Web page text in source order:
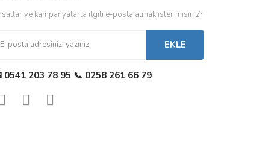
ve kampanyalarla ilgili e-posta almak ister misiniz?
EKLE
0541 203 78 95 📞 0258 261 66 79